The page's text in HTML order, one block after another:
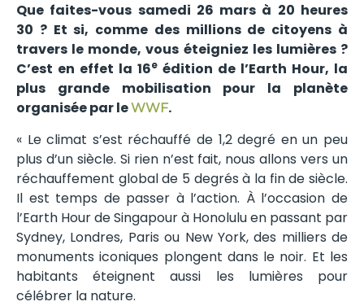
Que faites-vous samedi 26 mars à 20 heures
30 ? Et si, comme des millions de citoyens à
travers le monde, vous éteigniez les lumières ?
C’est en effet la 16e édition de l’Earth Hour, la
plus grande mobilisation pour la planète
organisée parleWWF.
« Le climat s’est réchauffé de 1,2 degré en un peu
plus d’un siècle. Si rien n’est fait, nous allons vers un
réchauffement global de 5 degrés à la fin de siècle.
Il est temps de passer à l’action. À l’occasion de
l’Earth Hour de Singapour à Honolulu en passant par
Sydney, Londres, Paris ou New York, des milliers de
monuments iconiques plongent dans le noir. Et les
habitants éteignent aussi les lumières pour
célébrer la nature.